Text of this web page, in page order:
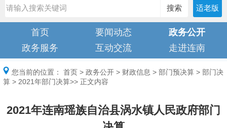
搜索 适老版
首页 要闻动态
政务公开
政务服务
互动交流 走进连南
您当前的位置： 首页 > 政务公开 > 财政信息 > 部门预决算 > 部门决
算 > 2021年部门决算>> 正文内容
2021年连南瑶族自治县涡水镇人民政府部门